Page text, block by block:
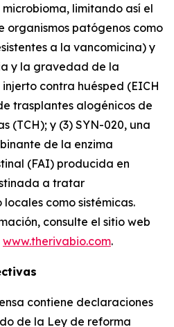
limitando así el
organismos patógenos como
a la vancomicina) y
y la gravedad de la
contra huésped (EICH
trasplantes alogénicos de
(TCH); y (3) SYN-020, una
de la enzima
(FAI) producida en
a tratar
como sistémicas.
consulte el sitio web
www.therivabio.com.
contiene declaraciones
de la Ley de reforma